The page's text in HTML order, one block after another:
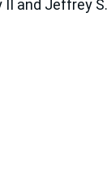
and Jeffrey